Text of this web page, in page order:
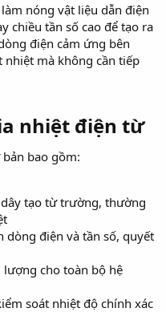
nóng vật liệu dẫn điện
chiều tần số cao để tạo ra
điện cảm ứng bên
mà không cần tiếp
nhiệt điện từ​
bao gồm:
tạo từ trường, thường
dòng điện và tần số, quyết
lượng cho toàn bộ hệ
soát nhiệt độ chính xác